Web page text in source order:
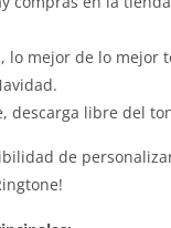
lo mejor de lo mejor
descarga libre del
de